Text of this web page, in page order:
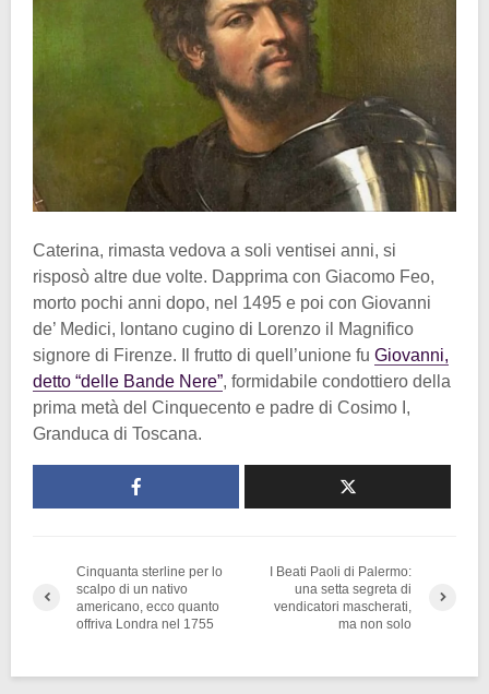
Caterina, rimasta vedova a soli ventisei anni, si
risposò altre due volte. Dapprima con Giacomo Feo,
morto pochi anni dopo, nel 1495 e poi con Giovanni
de’ Medici, lontano cugino di Lorenzo il Magnifico
signore di Firenze. Il frutto di quell’unione fu Giovanni,
detto “delle Bande Nere”, formidabile condottiero della
prima metà del Cinquecento e padre di Cosimo I,
Granduca di Toscana.
Cinquanta sterline per lo
scalpo di un nativo
americano, ecco quanto
offriva Londra nel 1755
I Beati Paoli di Palermo:
una setta segreta di
vendicatori mascherati,
ma non solo